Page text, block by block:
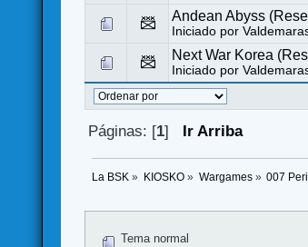
Andean Abyss
Iniciado por
Next War Korea
Iniciado por
Páginas: [1] Ir Arriba
La BSK » KIOSKO» Wargames» 007
Tema normal